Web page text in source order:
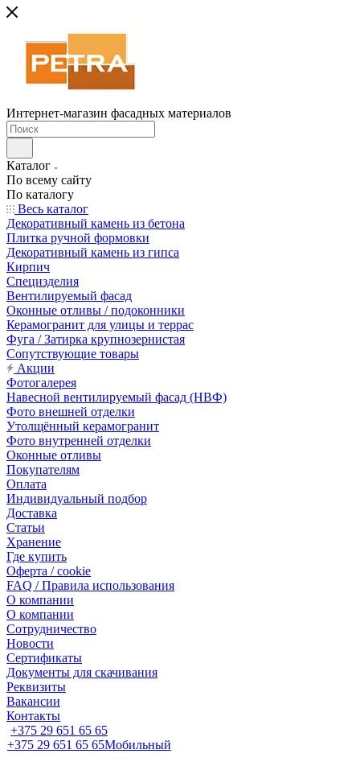
Интернет-магазин фасадных материалов
Каталог
По всему сайту
По каталогу
Весь каталог
Декоративный камень из бетона
Плитка ручной формовки
Декоративный камень из гипса
Кирпич
Специзделия
Вентилируемый фасад
Оконные отливы / подоконники
Керамогранит для улицы и террас
Фуга / Затирка крупнозернистая
Сопутствующие товары
Акции
Фотогалерея
Навесной вентилируемый фасад (НВФ)
Фото внешней отделки
Утолщённый керамогранит
Фото внутренней отделки
Оконные отливы
Покупателям
Оплата
Индивидуальный подбор
Доставка
Статьи
Хранение
Где купить
Оферта / cookie
FAQ / Правила использования
О компании
О компании
Сотрудничество
Новости
Сертификаты
Документы для скачивания
Реквизиты
Вакансии
Контакты
+375 29 651 65 65
+375 29 651 65 65Мобильный